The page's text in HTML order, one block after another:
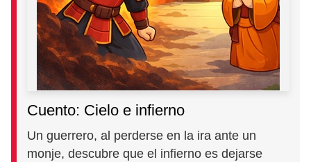
Cuento: Cielo e infierno
Un guerrero, al perderse en la ira ante un
monje, descubre que el infierno es dejarse